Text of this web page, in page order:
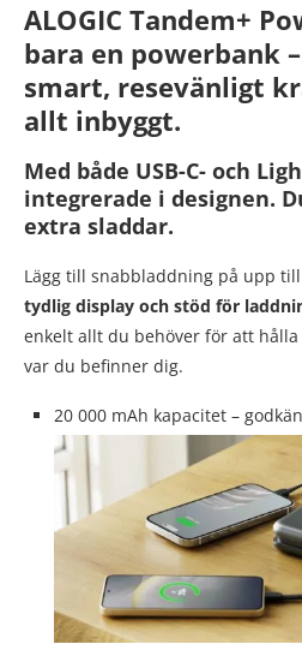
ALOGIC Tandem+
bara en powerbank
smart, resevänligt
allt inbyggt.
Med både USB-C- och
integrerade i designen.
extra sladdar.
Lägg till snabbladdning på upp till
tydlig display och stöd för
enkelt allt du behöver för att
var du befinner dig.
20 000 mAh kapacitet –